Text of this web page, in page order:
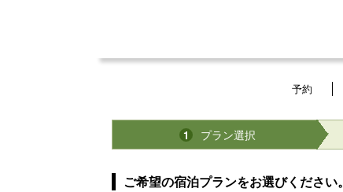
予約
1 プラン選択
ご希望の宿泊プランをお選びください。